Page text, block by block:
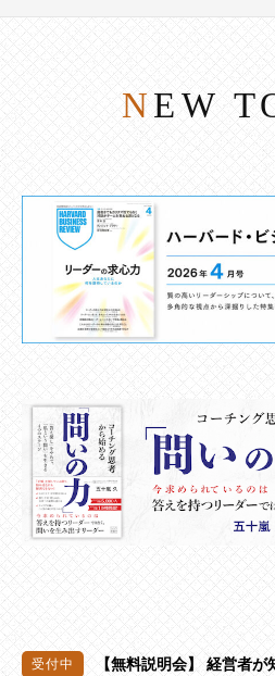
NEW
【無料説明会】 経営者